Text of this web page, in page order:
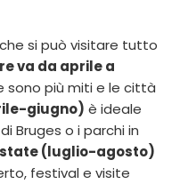
si può visitare tutto
va da aprile a
sono più miti e le città
giugno) è ideale
Bruges o i parchi in
(luglio-agosto)
festival e visite